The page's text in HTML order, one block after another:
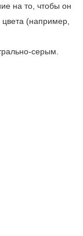
на то, чтобы он
цвета (например,
серым.